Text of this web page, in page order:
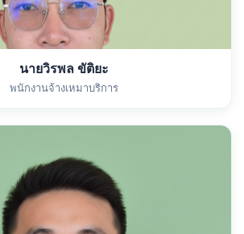
นายวิรพล ขัติยะ
พนักงานจ้างเหมาบริการ